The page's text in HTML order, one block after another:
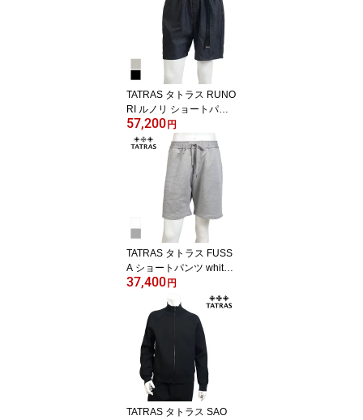
TATRAS タトラス RUNO
RI ルノリ ショートパン
ツ black mckz06401035
88 2 3 4
57,200 円
TATRAS タトラス FUSS
A ショートパンツ white
gray mckz0376103588 2
37,400 円
TATRAS タトラス SAO